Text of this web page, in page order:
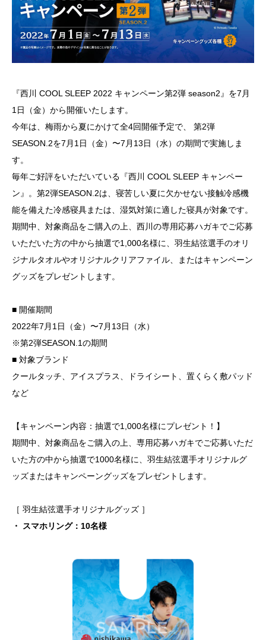
『西川 COOL SLEEP 2022 キャンペーン第2弾 season2』を7月
1日（金）から開催いたします。
今年は、梅雨から夏にかけて全4回開催予定で、 第2弾
SEASON.2を7月1日（金）〜7月13日（水）の期間で実施しま
す。
毎年ご好評をいただいている『西川 COOL SLEEP キャンペー
ン』。第2弾SEASON.2は、寝苦しい夏に欠かせない接触冷感機
能を備えた冷感寝具または、湿気対策に適した寝具が対象です。
期間中、対象商品をご購入の上、西川の専用応募ハガキでご応募
いただいた方の中から抽選で1,000名様に、羽生結弦選手のオリ
ジナルタオルやオリジナルクリアファイル、またはキャンペーン
グッズをプレゼントします。
■ 開催期間
2022年7月1日（金）〜7月13日（水）
※第2弾SEASON.1の期間
■ 対象ブランド
クールタッチ、アイスプラス、ドライシート、置くらく敷パッド
など
【キャンペーン内容：抽選で1,000名様にプレゼント！】
期間中、対象商品をご購入の上、専用応募ハガキでご応募いただ
いた方の中から抽選で1000名様に、羽生結弦選手オリジナルグ
ッズまたはキャンペーングッズをプレゼントします。
［ 羽生結弦選手オリジナルグッズ ］
・ スマホリング：10名様